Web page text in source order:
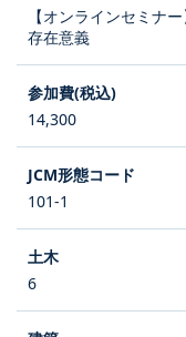
【オンラインセミナ
存在意義
14,300
101-1
6